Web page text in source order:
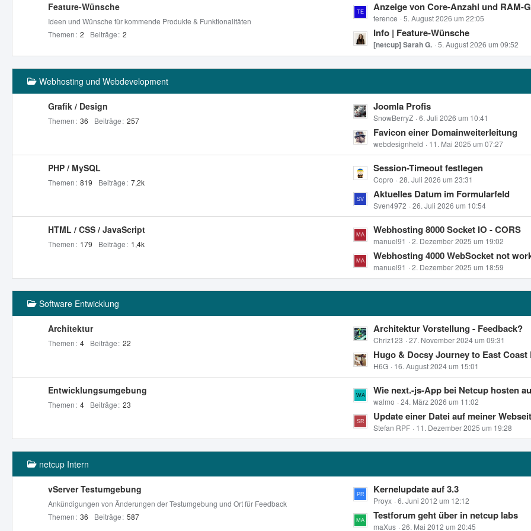
t
r
ä
g
t
e
B
e
i
t
g
Feature-Wünsche
Ideen und Wünsche für kommende Produkte & Funktionalitäten
Themen 2 Beiträge 2
L
e
t
z
t
e
e
i
r
e
Anzeige von Core-Anzahl und RAM-
terence 5. August 2026 um 22:05
Info | Feature-Wünsche
[netcup] Sarah G. 5. August 2026 um 09:52
Webhosting und Webdevelopment
Grafik / Design
Themen 36 Beiträge 257
L
e
t
z
t
e
B
e
i
r
g
e
Joomla Profis
SnowBerryZ 6. Juli 2026 um 10:41
Favicon einer Domainweiterleitung
webdesignheld 11. Mai 2025 um 07:27
PHP / MySQL
Themen 819 Beiträge 7,2k
L
e
t
z
t
e
B
e
i
g
e
Session-Timeout festlegen
Copro 28. Juli 2026 um 23:31
Aktuelles Datum im Formularfeld
Sven4972 26. Juli 2026 um 10:54
HTML / CSS / JavaScript
Themen 179 Beiträge 1,4k
L
e
t
z
t
e
i
r
g
e
Webhosting 8000 Socket IO - CORS
manuel91 2. Dezember 2025 um 19:02
Webhosting 4000 WebSocket not
manuel91 2. Dezember 2025 um 18:59
Software Entwicklung
Architektur
Themen 4 Beiträge 22
L
e
t
z
t
e
B
e
i
g
e
Architektur Vorstellung - Feedback?
Chriz123 27. November 2024 um 09:31
Hugo & Docsy Journey to East Coast Part 1 -
H6G 16. August 2024 um 15:01
Entwicklungsumgebung
Themen 4 Beiträge 23
L
e
t
z
t
e
r
Wie next.-js-App bei Netcup hosten außer auf
walmo 24. März 2026 um 11:02
Update einer Datei auf meiner Webseite führt NICHT dazu, daß sie ausgeführt wird,
Stefan RPF 11. Dezember 2025 um 19:28
netcup Intern
vServer Testumgebung
Ankündigungen von Änderungen der Testumgebung und Ort für Feedback
Themen 36 Beiträge 587
L
e
t
z
Kernelupdate auf 3.3
Proyx 6. Juni 2012 um 12:12
Testforum geht über in netcup labs
maXus 26. Mai 2012 um 20:45